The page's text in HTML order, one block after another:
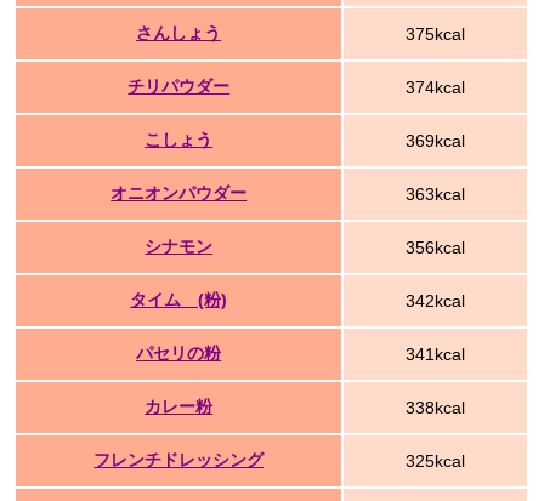
さんしょう 375kcal
チリパウダー 374kcal
こしょう 369kcal
オニオンパウダー 363kcal
シナモン 356kcal
タイム (粉) 342kcal
パセリの粉 341kcal
カレー粉 338kcal
フレンチドレッシング 325kcal